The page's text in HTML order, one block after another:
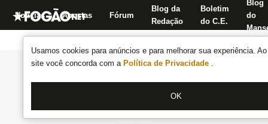
Usamos cookies para anúncios e para melhorar sua experiência.
site você concorda com a Política de Privacidade .
OK
Notícias Apostas Fórum
Blog da
Redação
Boletim
do C.E.
Blog
do